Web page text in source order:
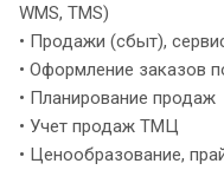
WMS, TMS)
• Продажи (сбыт),
• Оформление заказов
• Планирование продаж
• Учет продаж ТМЦ
• Ценообразование,